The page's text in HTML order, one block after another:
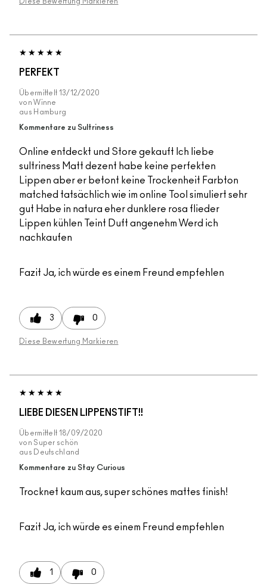
PERFEKT
Übermittelt 13/12/2020
von Winne
aus Hamburg
Kommentare zu Sultriness
Online entdeckt und Store gekauft Ich liebe
sultriness Matt dezent habe keine perfekten
Lippen aber er betont keine Trockenheit Farbton
matched tatsächlich wie im online Tool simuliert sehr
gut Habe in natura eher dunklere rosa flieder
Lippen kühlen Teint Duft angenehm Werd ich
nachkaufen
Fazit Ja, ich würde es einem Freund empfehlen
3 0
Diese Bewertung Markieren
LIEBE DIESEN LIPPENSTIFT!!
Übermittelt 18/09/2020
von Super schön
aus
Deutschland
Kommentare zu Stay Curious
Trocknet kaum aus, super schönes mattes finish!
Fazit Ja, ich würde es einem Freund empfehlen
1 0